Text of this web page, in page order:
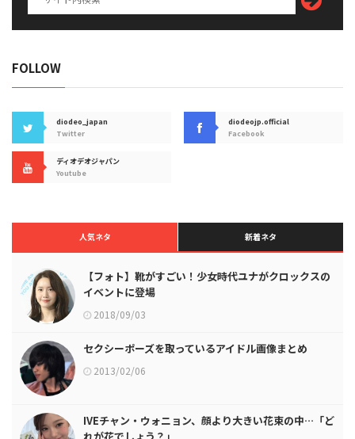
FOLLOW
diodeo_japan
Twitter
diodeojp.official
Facebook
ディオデオジャパン
Youtube
人気ネタ 新着ネタ
【フォト】靴がすごい！少女時代ユナがクロックスの
イベントに登場
2018/09/03
セクシーポーズを取っているアイドル画像まとめ
2013/02/06
IVEチャン・ウォニョン、顔より大きい花束の中…「ど